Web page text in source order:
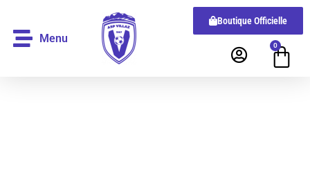
Menu
Boutique Officielle
0